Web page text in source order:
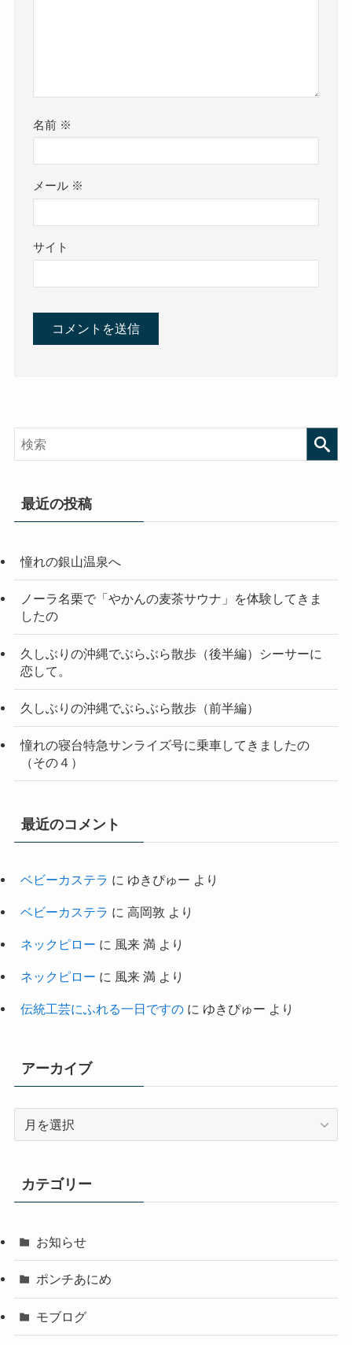
名前 ※
メール ※
サイト
最近の投稿
憧れの銀山温泉へ
ノーラ名栗で「やかんの麦茶サウナ」を体験してきま
したの
久しぶりの沖縄でぶらぶら散歩（後半編）シーサーに
恋して。
久しぶりの沖縄でぶらぶら散歩（前半編）
憧れの寝台特急サンライズ号に乗車してきましたの
（その４）
最近のコメント
ベビーカステラ に ゆきぴゅー より
ベビーカステラ に 高岡敦 より
ネックピロー に 風来 満 より
ネックピロー に 風来 満 より
伝統工芸にふれる一日ですのに ゆきぴゅー より
アーカイブ
ブ
カテゴリー
お知らせ
ポンチあにめ
モブログ